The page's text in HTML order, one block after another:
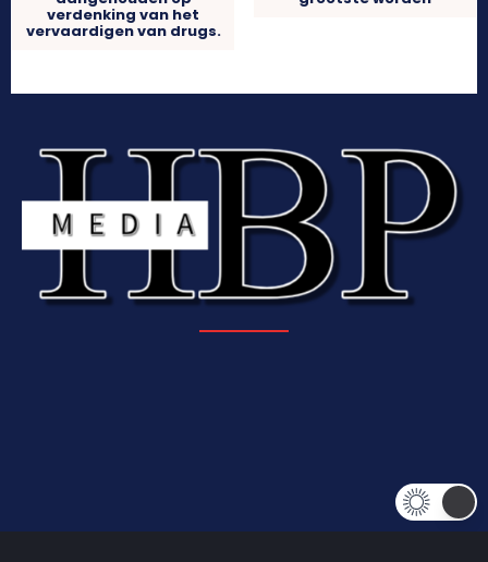
verdenking van het
vervaardigen van drugs.